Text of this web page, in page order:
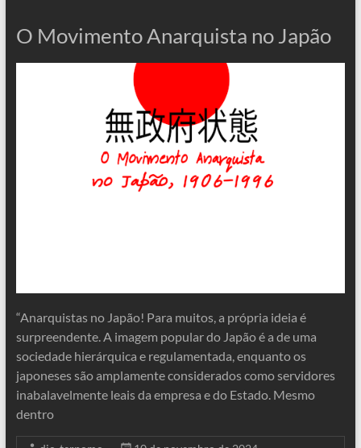
O Movimento Anarquista no Japão
“Anarquistas no Japão! Para muitos, a própria ideia é
surpreendente. A imagem popular do Japão é a de uma
sociedade hierárquica e regulamentada, enquanto os
japoneses são amplamente considerados como servidores
inabalavelmente leais da empresa e do Estado. Mesmo
dentro